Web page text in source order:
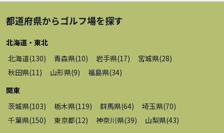
都道府県からゴルフ場を探す
北海道・東北
北海道(130) 青森県(10) 岩手県(17) 宮城県(28)
秋田県(11) 山形県(9) 福島県(34)
関東
茨城県(103) 栃木県(119) 群馬県(64) 埼玉県(70)
千葉県(150) 東京都(12) 神奈川県(39) 山梨県(43)